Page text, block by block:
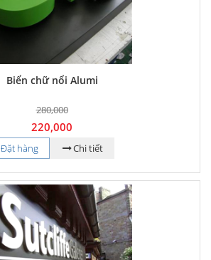
Biển chữ nổi Alumi
280,000
220,000
Đặt hàng Chi tiết